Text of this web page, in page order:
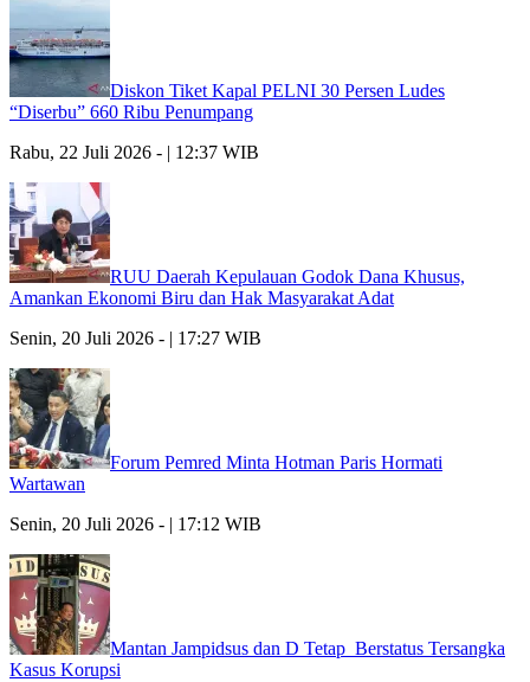
Diskon Tiket Kapal PELNI 30 Persen Ludes
“Diserbu” 660 Ribu Penumpang
Rabu, 22 Juli 2026 - | 12:37 WIB
RUU Daerah Kepulauan Godok Dana Khusus,
Amankan Ekonomi Biru dan Hak Masyarakat Adat
Senin, 20 Juli 2026 - | 17:27 WIB
Forum Pemred Minta Hotman Paris Hormati
Wartawan
Senin, 20 Juli 2026 - | 17:12 WIB
Mantan Jampidsus dan D Tetap Berstatus Tersangka
Kasus Korupsi